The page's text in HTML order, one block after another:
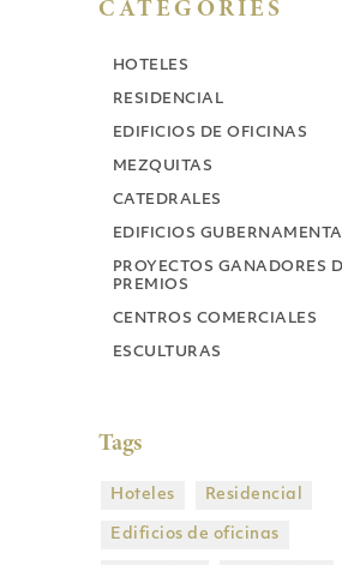
CATEGORIES
HOTELES
RESIDENCIAL
EDIFICIOS DE OFICINAS
MEZQUITAS
CATEDRALES
EDIFICIOS
PROYECTOS GANADORES
PREMIOS
CENTROS COMERCIALES
ESCULTURAS
Tags
Hoteles Residencial
Edificios de oficinas